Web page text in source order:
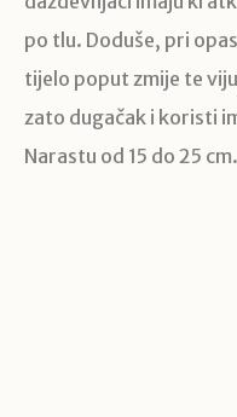
po tlu. Doduše, pri
tijelo poput zmije te
zato dugačak i koristi
Narastu od 15 do 25 cm.